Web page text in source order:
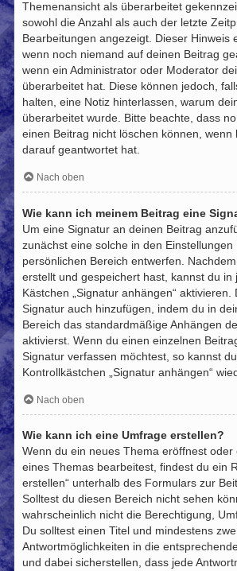
Themenansicht als überarbeitet
sowohl die Anzahl als auch der letzte
Bearbeitungen angezeigt. Dieser Hinweis
wenn noch niemand auf deinen Beitrag
wenn ein Administrator oder Moderator
überarbeitet hat. Diese können jedoch,
halten, eine Notiz hinterlassen, warum
überarbeitet wurde. Bitte beachte, dass
einen Beitrag nicht löschen können, wenn
darauf geantwortet hat.
Nach oben
Wie kann ich meinem Beitrag eine
Um eine Signatur an deinen Beitrag
zunächst eine solche in den Einstellungen
persönlichen Bereich entwerfen.
erstellt und gespeichert hast, kannst du in
Kästchen „Signatur anhängen“ aktivieren.
Signatur auch hinzufügen, indem du in
Bereich das standardmäßige Anhängen
aktivierst. Wenn du einen einzelnen
Signatur verfassen möchtest, so kannst
Kontrollkästchen „Signatur anhängen“
Nach oben
Wie kann ich eine Umfrage erstellen?
Wenn du ein neues Thema eröffnest oder
eines Themas bearbeitest, findest du ein
erstellen“ unterhalb des Formulars zur
Solltest du diesen Bereich nicht sehen
wahrscheinlich nicht die Berechtigung,
Du solltest einen Titel und mindestens
Antwortmöglichkeiten in die
und dabei sicherstellen, dass jede